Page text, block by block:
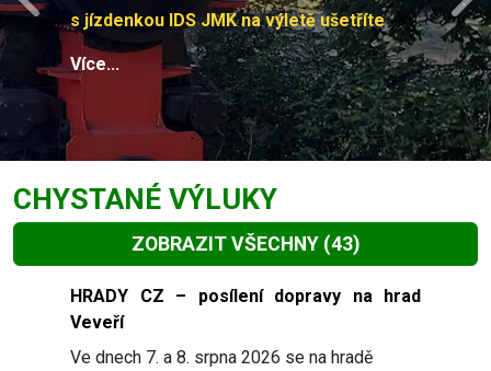
s jízdenkou IDS JMK na výletě ušetříte
Více...
Previous
CHYSTANÉ VÝLUKY
ZOBRAZIT VŠECHNY (43)
Slide 1 of 43
HRADY CZ – posílení dopravy na hrad
Veveří
Ve dnech 7. a 8. srpna 2026 se na hradě